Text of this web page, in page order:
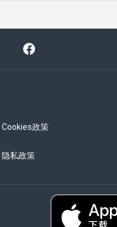
Cookies政策
隐私政策